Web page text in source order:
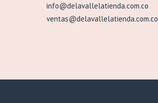
info@delavallelatienda.com.co
ventas@delavallelatienda.com.co